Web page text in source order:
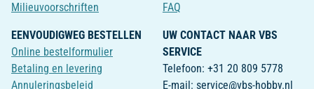
Milieuvoorschriften
FAQ
EENVOUDIGWEG BESTELLEN
Online bestelformulier
Betaling en levering
Annuleringsbeleid
UW CONTACT NAAR VBS
SERVICE
Telefoon: +31 20 809 5778
E-mail: service@vbs-hobby.nl